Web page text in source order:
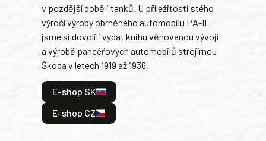
v pozdější době i tanků. U příležitosti stého
výročí výroby obrněného automobilu PA-II
jsme si dovolili vydat knihu věnovanou vývoji
a výrobě pancéřových automobilů strojírnou
Škoda v letech 1919 až 1936.
E-shop SK
E-shop CZ